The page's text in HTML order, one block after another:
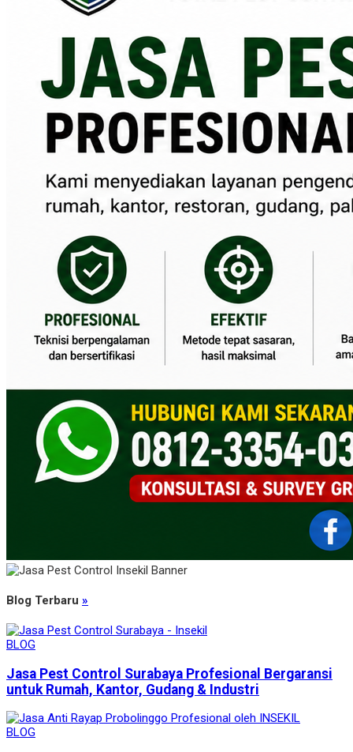
Blog Terbaru »
BLOG
Jasa Pest Control Surabaya Profesional Bergaransi
untuk Rumah, Kantor, Gudang & Industri
BLOG